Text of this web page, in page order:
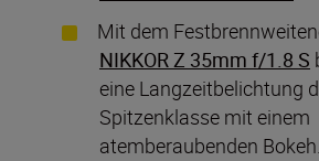
Mit dem
NIKKOR Z 35mm f/1.8 S
eine Langzeitbelichtung
Spitzenklasse mit einem
atemberaubenden Bokeh.